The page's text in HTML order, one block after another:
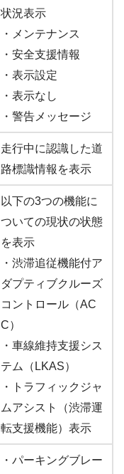
状況表示
・メンテナンス
・安全支援情報
・表示設定
・表示なし
・警告メッセージ
走行中に認識した道
路標識情報を表示
以下の3つの機能に
ついての現状の状態
を表示
・渋滞追従機能付ア
ダプティブクルーズ
コントロール（AC
C）
・車線維持支援シス
テム（LKAS）
・トラフィックジャ
ムアシスト（渋滞運
転支援機能）表示
・パーキングブレー